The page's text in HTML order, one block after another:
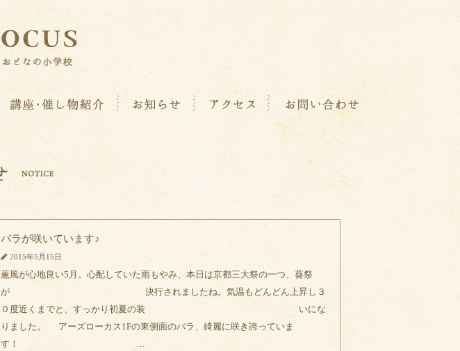
バラが咲いています♪
2015年5月15日
薫風が心地良い5月。心配していた雨もやみ、本日は京都三大祭の一つ、葵祭
が 決行されましたね。気温もどんどん上昇し３
０度近くまでと、すっかり初夏の装 いにな
りました。 アーズローカス1Fの東側面のバラ、綺麗に咲き誇っていま
す！ …